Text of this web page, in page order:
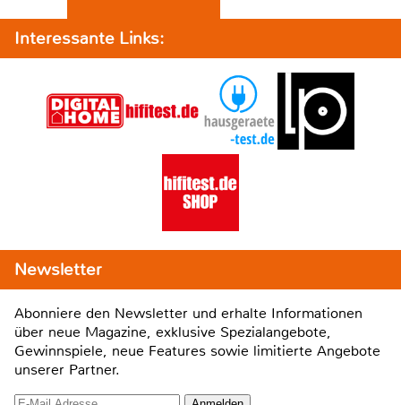
Interessante Links:
Newsletter
Abonniere den Newsletter und erhalte Informationen
über neue Magazine, exklusive Spezialangebote,
Gewinnspiele, neue Features sowie limitierte Angebote
unserer Partner.